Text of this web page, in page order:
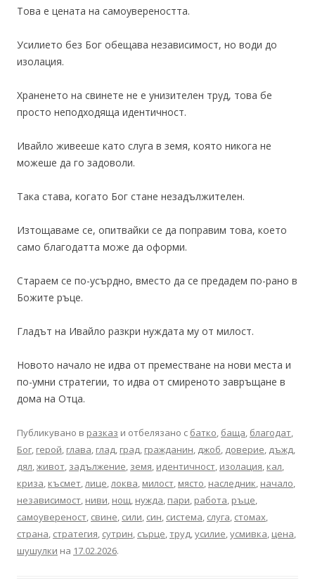
Това е цената на самоувереността.
Усилието без Бог обещава независимост, но води до
изолация.
Храненето на свинете не е унизителен труд, това бе
просто неподходяща идентичност.
Ивайло живееше като слуга в земя, която никога не
можеше да го задоволи.
Така става, когато Бог стане незадължителен.
Изтощаваме се, опитвайки се да поправим това, което
само благодатта може да оформи.
Стараем се по-усърдно, вместо да се предадем по-рано в
Божите ръце.
Гладът на Ивайло разкри нуждата му от милост.
Новото начало не идва от преместване на нови места и
по-умни стратегии, то идва от смиреното завръщане в
дома на Отца.
Публикувано в разказ и отбелязано с батко, баща, благодат,
Бог, герой, глава, глад, град, гражданин, джоб, доверие, дъжд,
дял,живот, задължение, земя, идентичност, изолация, кал,
криза, късмет,лице,локва, милост, място, наследник, начало,
независимост, ниви, нощ, нужда, пари, работа, ръце,
самоувереност, свине, сили, син, система, слуга, стомах,
страна, стратегия, сутрин, сърце,труд,усилие,усмивка, цена,
шушулки на 17.02.2026.